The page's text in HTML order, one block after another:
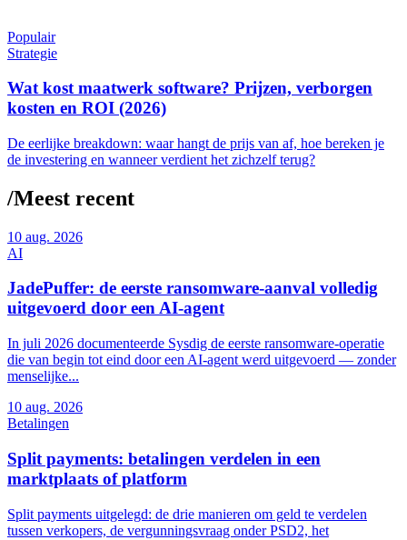
Populair
Strategie
Wat kost maatwerk software? Prijzen, verborgen
kosten en ROI (2026)
De eerlijke breakdown: waar hangt de prijs van af, hoe bereken je
de investering en wanneer verdient het zichzelf terug?
/Meest recent
10 aug. 2026
AI
JadePuffer: de eerste ransomware-aanval volledig
uitgevoerd door een AI-agent
In juli 2026 documenteerde Sysdig de eerste ransomware-operatie
die van begin tot eind door een AI-agent werd uitgevoerd — zonder
menselijke...
10 aug. 2026
Betalingen
Split payments: betalingen verdelen in een
marktplaats of platform
Split payments uitgelegd: de drie manieren om geld te verdelen
tussen verkopers, de vergunningsvraag onder PSD2, het